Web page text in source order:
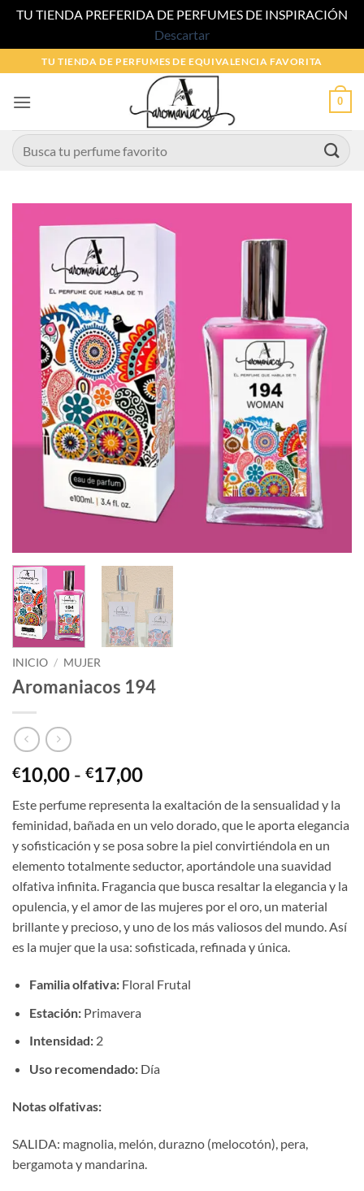
TU TIENDA PREFERIDA DE PERFUMES DE INSPIRACIÓN
Descartar
al
contenido
TU TIENDA DE PERFUMES DE EQUIVALENCIA FAVORITA
0
Buscar
por:
INICIO / MUJER
Aromaniacos 194
€10,00 - €17,00Rango
precios:
desde
€10,00
hasta
€17,00
Este perfume representa la exaltación de la sensualidad y la
feminidad, bañada en un velo dorado, que le aporta elegancia
y sofisticación y se posa sobre la piel convirtiéndola en un
elemento totalmente seductor, aportándole una suavidad
olfativa infinita. Fragancia que busca resaltar la elegancia y la
opulencia, y el amor de las mujeres por el oro, un material
brillante y precioso, y uno de los más valiosos del mundo. Así
es la mujer que la usa: sofisticada, refinada y única.
Familia olfativa:Floral Frutal
Estación:Primavera
Intensidad:2
Uso recomendado:Día
Notas olfativas:
SALIDA: magnolia, melón, durazno (melocotón), pera,
bergamota y mandarina.